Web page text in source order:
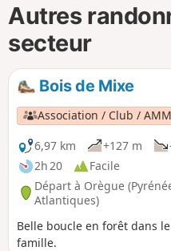
Autres
secteur
Bois de Mixe
Association / Club / AMM
6,97 km
+127 m
2h 20
Facile
Départ à Orègue
Atlantiques)
Belle boucle en forêt dans
famille.